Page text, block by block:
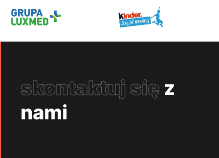
skontaktuj się z
nami